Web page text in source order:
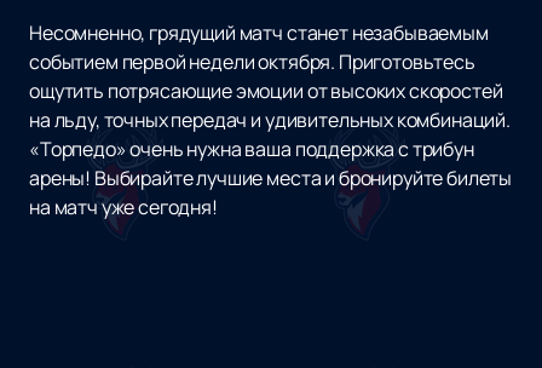
Несомненно, грядущий матч станет незабываемым
событием первой недели октября. Приготовьтесь
ощутить потрясающие эмоции от высоких скоростей
на льду, точных передач и удивительных комбинаций.
«Торпедо» очень нужна ваша поддержка с трибун
арены! Выбирайте лучшие места и бронируйте билеты
на матч уже сегодня!